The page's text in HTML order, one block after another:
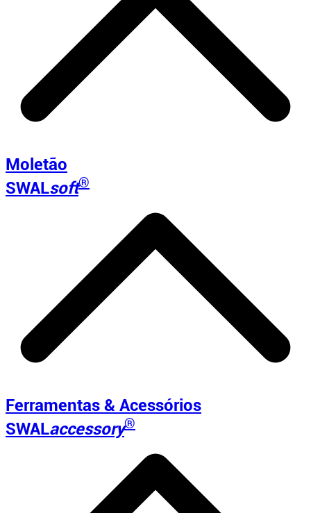
Moletão
SWALsoft®
Ferramentas & Acessórios
SWALaccessory®